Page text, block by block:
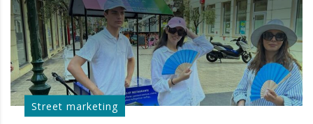
Street marketing